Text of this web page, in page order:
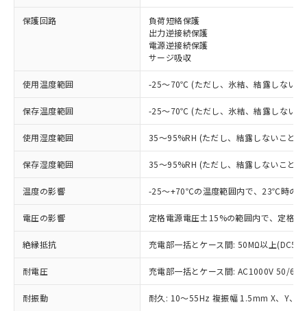
保護回路
負荷短絡保護
出力逆接続保護
電源逆接続保護
サージ吸収
使用温度範囲 -25～70℃ (ただし、氷結、結露しないこ
保存温度範囲 -25～70℃ (ただし、氷結、結露しないこ
使用湿度範囲 35～95%RH (ただし、結露しないこと)
保存湿度範囲 35～95%RH (ただし、結露しないこと)
温度の影響 -25～+70℃の温度範囲内で、23℃時の
電圧の影響 定格電源電圧±15%の範囲内で、定格
絶縁抵抗 充電部一括とケース間: 50MΩ以上
耐電圧 充電部一括とケース間: AC1000V 50/
耐振動 耐久: 10～55Hz 複振幅 1.5mm X、Y、Z
ご利用条件
以下の条件をお読みいただき、同意のうえ
本サービスは、当社制御機器事業取扱
商品の当社在庫状況および標準価格
(税抜)を提供させていただくもので
当社制御機器事業取扱商品の中には、
本サービスの対象外となる商品もある
ことをご了承ください。
在庫状況および標準価格照会結果は、
記載している更新日時点での社内デー
※1 対応状況
対応済み：EU RoHS指令（10物質）の
非含有に対応した製品が提供可能な商品で
対応予定：EU RoHS指令（10物質）の非含
商品です。
対応予定なし：EU RoHS指令（10物質）の
非含有に非対応の商品で、対応品を出す予
定はありません。
調査・確認中：EU RoHS指令（10物質）の
非含有の対応状況を調査中または確認中の
非該当品：ライセンス料など無形物で、有
害物質有無と関係のない商品です。
仕入先様の事情により、非含有部品として
いたものが、含有品と判明した場合などや
むを得ず変更することがあります。
*EU RoHS指令（10物質）：
※1 中国RoHS○×表
「○」：最大均質材料含有率が中国RoHSの
基準値以下であることを示します。
「×」：最大均質材料含有率が中国RoHSの
基準値を超えていることを示します。
「－」：未確認です。当社販売部門へお問
い合わせください。
当社は、これら貴社製品のうち、外国
為替および外国貿易法に定める商品
（以下｢規制貨物等」という）を輸出